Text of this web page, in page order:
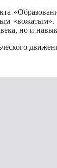
«вожатым».
но и